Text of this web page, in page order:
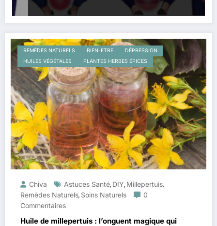
REMÈDES NATURELS BIEN-ETRE
DÉPRESSION
HUILES VÉGÉTALES
PLANTES HERBES ÉPICES
Chiva Astuces Santé, DIY, Millepertuis,
Remèdes Naturels, Soins Naturels
0
Commentaires
Huile de millepertuis : l’onguent magique qui